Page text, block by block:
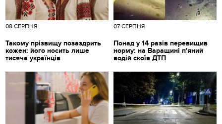
08 СЕРПНЯ
Такому прізвищу позаздрить
кожен: його носить лише
тисяча українців
07 СЕРПНЯ
Понад у 14 разів перевищив
норму: на Варащині п'яний
водій скоїв ДТП